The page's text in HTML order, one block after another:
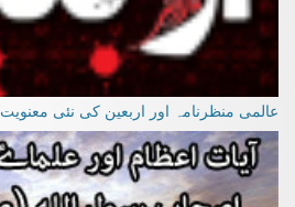
عالمی منظرنامہ اور اربعین کی نئی معنویت